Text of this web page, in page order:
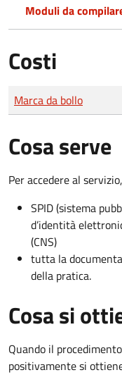
Moduli da
Costi
Tipo di pagamento
Importo
Marca da bollo
Cosa serve
Per accedere al
SPID (sistema
d’identità
(CNS)
tutta la
della pratica.
Cosa si
Quando il
positivamente si